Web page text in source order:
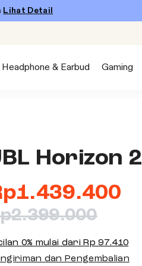
Lihat Detail
Headphone & Earbud Gaming
Horizon 2
1.439.400
2.399.000
0% mulai dariRp 97.410
dan Pengembalian